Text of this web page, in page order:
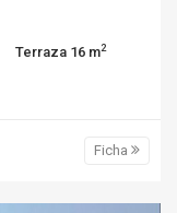
Terraza 16 m2
Ficha